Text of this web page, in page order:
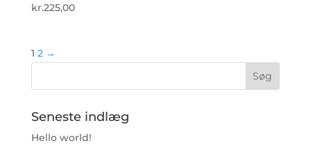
kr.225,00
1 2 →
Seneste indlæg
Hello world!